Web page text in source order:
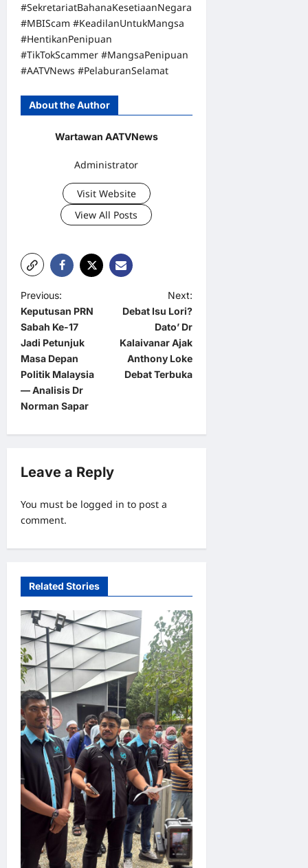
#SekretariatBahanaKesetiaanNegara
#MBIScam #KeadilanUntukMangsa
#HentikanPenipuan
#TikTokScammer #MangsaPenipuan
#AATVNews #PelaburanSelamat
About the Author
Wartawan AATVNews
Administrator
Visit Website
View All Posts
P
o
s
t
n
a
g
t
o
n
Previous:
Keputusan PRN
Sabah Ke-17
Jadi Petunjuk
Masa Depan
Politik Malaysia
— Analisis Dr
Norman Sapar
Next:
Debat Isu Lori?
Dato’ Dr
Kalaivanar Ajak
Anthony Loke
Debat Terbuka
Leave a Reply
You must be logged in to post a
comment.
Related Stories